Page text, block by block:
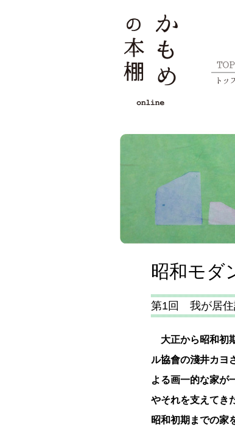
昭和モダ
第1回 我が居住
大正から昭和初
ル協會の淺井カヨ
よる画一的な家が
やそれを支えてき
昭和初期までの